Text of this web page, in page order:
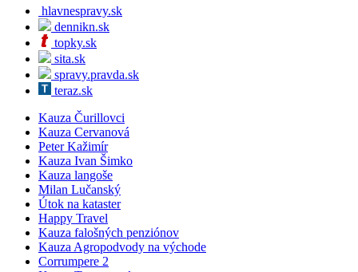
hlavnespravy.sk
dennikn.sk
topky.sk
sita.sk
spravy.pravda.sk
teraz.sk
Kauza Čurillovci
Kauza Cervanová
Peter Kažimír
Kauza Ivan Šimko
Kauza langoše
Milan Lučanský
Útok na kataster
Happy Travel
Kauza falošných penziónov
Kauza Agropodvody na východe
Corrumpere 2